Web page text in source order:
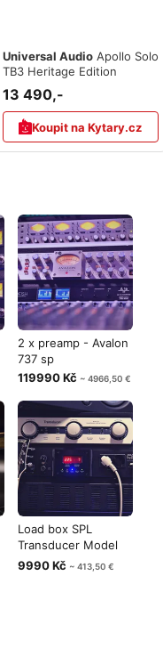
Universal Audio Apollo Solo
TB3 Heritage Edition
13 490,-
Koupit na Kytary.cz
2 x preamp - Avalon
737 sp
119990 Kč ~ 4966,50 €
Load box SPL
Transducer Model
2601
9990 Kč ~ 413,50 €